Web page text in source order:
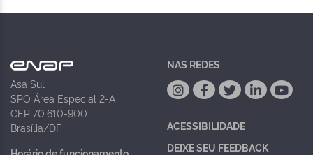
Asa Sul
SPO Área Especial 2-A
CEP 70.610-900
Brasília/DF
NAS REDES
ACESSIBILIDADE
DEIXE SEU FEEDBACK